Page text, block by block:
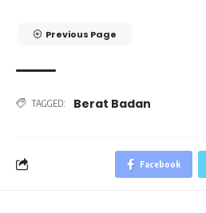
Previous Page
TAGGED: Berat Badan
Facebook